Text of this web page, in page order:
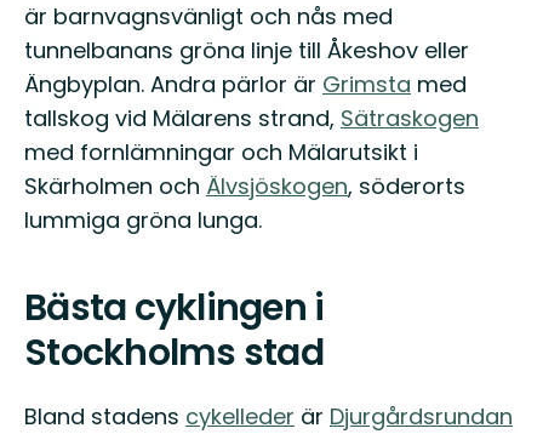
är barnvagnsvänligt och nås med
tunnelbanans gröna linje till Åkeshov eller
Ängbyplan. Andra pärlor är Grimsta med
tallskog vid Mälarens strand, Sätraskogen
med fornlämningar och Mälarutsikt i
Skärholmen och Älvsjöskogen, söderorts
lummiga gröna lunga.
Bästa cyklingen i
Stockholms stad
Bland stadens cykelleder är Djurgårdsrundan